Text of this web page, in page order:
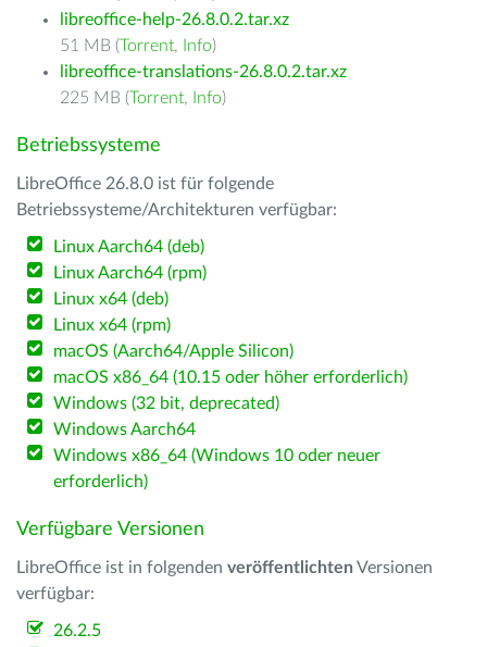
libreoffice-help-26.8.0.2.tar.xz
51 MB (Torrent, Info)
libreoffice-translations-26.8.0.2.tar.xz
225 MB (Torrent, Info)
Betriebssysteme
LibreOffice 26.8.0 ist für folgende
Betriebssysteme/Architekturen verfügbar:
Linux Aarch64 (deb)
Linux Aarch64 (rpm)
Linux x64 (deb)
Linux x64 (rpm)
macOS (Aarch64/Apple Silicon)
macOS x86_64 (10.15 oder höher erforderlich)
Windows (32 bit, deprecated)
Windows Aarch64
Windows x86_64 (Windows 10 oder neuer
erforderlich)
Verfügbare Versionen
LibreOffice ist in folgenden veröffentlichten Versionen
verfügbar:
26.2.5